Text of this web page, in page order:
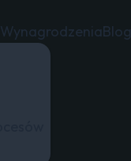
WynagrodzeniaBlog